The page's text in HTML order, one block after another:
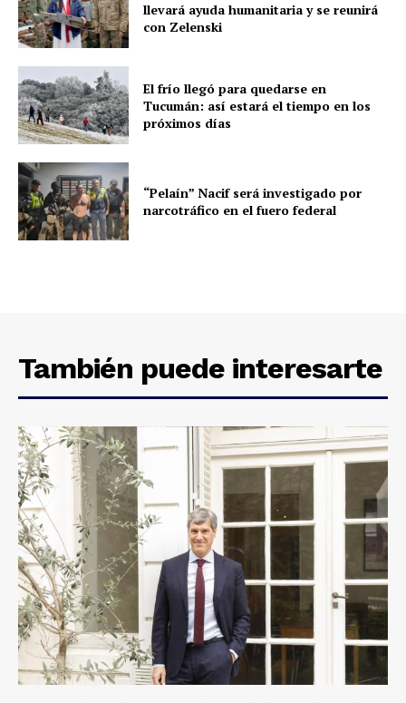
llevará ayuda humanitaria y se reunirá
con Zelenski
El frío llegó para quedarse en
Tucumán: así estará el tiempo en los
próximos días
“Pelaín” Nacif será investigado por
narcotráfico en el fuero federal
También puede interesarte